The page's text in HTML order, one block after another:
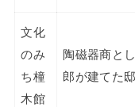
文化
のみ
ち橦
木館
陶磁器商と
郎が建てた